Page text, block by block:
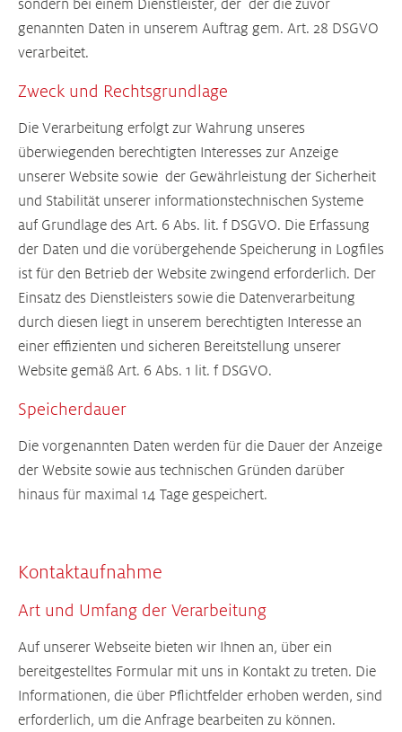
sondern bei einem Dienstleister, der der die zuvor
genannten Daten in unserem Auftrag gem. Art. 28 DSGVO
verarbeitet.
Zweck und Rechtsgrundlage
Die Verarbeitung erfolgt zur Wahrung unseres
überwiegenden berechtigten Interesses zur Anzeige
unserer Website sowie der Gewährleistung der Sicherheit
und Stabilität unserer informationstechnischen Systeme
auf Grundlage des Art. 6 Abs. lit. f DSGVO. Die Erfassung
der Daten und die vorübergehende Speicherung in Logfiles
ist für den Betrieb der Website zwingend erforderlich. Der
Einsatz des Dienstleisters sowie die Datenverarbeitung
durch diesen liegt in unserem berechtigten Interesse an
einer effizienten und sicheren Bereitstellung unserer
Website gemäß Art. 6 Abs. 1 lit. f DSGVO.
Speicherdauer
Die vorgenannten Daten werden für die Dauer der Anzeige
der Website sowie aus technischen Gründen darüber
hinaus für maximal 14 Tage gespeichert.
Kontaktaufnahme
Art und Umfang der Verarbeitung
Auf unserer Webseite bieten wir Ihnen an, über ein
bereitgestelltes Formular mit uns in Kontakt zu treten. Die
Informationen, die über Pflichtfelder erhoben werden, sind
erforderlich, um die Anfrage bearbeiten zu können.